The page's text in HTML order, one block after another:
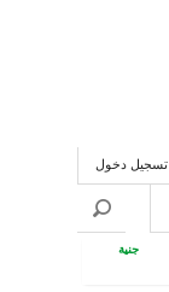
تسجيل دخول
جنية